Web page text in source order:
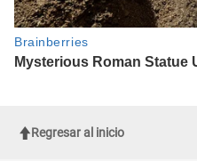
Regresar al inicio